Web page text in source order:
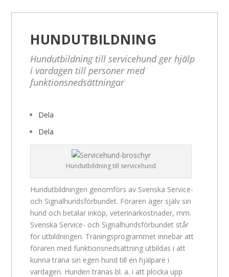
HUNDUTBILDNING
Hundutbildning till servicehund ger hjälp
i vardagen till personer med
funktionsnedsättningar
Dela
Dela
Hundutbildning till servicehund
Hundutbildningen genomförs av Svenska Service-
och Signalhundsförbundet. Föraren äger själv sin
hund och betalar inköp, veterinärkostnader, mm.
Svenska Service- och Signalhundsförbundet står
för utbildningen. Träningsprogrammet innebär att
föraren med funktionsnedsättning utbildas i att
kunna träna sin egen hund till en hjälpare i
vardagen. Hunden tränas bl. a. i att plocka upp